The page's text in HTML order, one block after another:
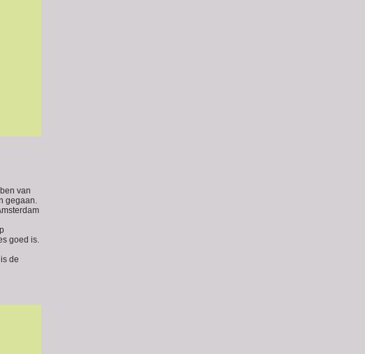
van
gegaan.
goed is.
de